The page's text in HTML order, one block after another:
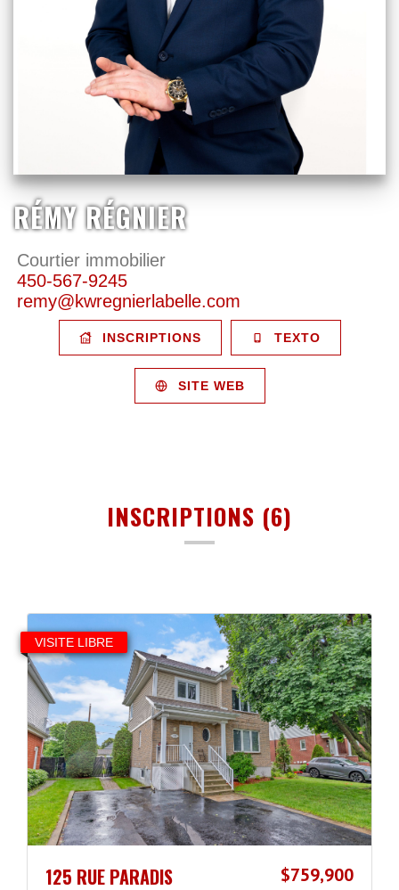
RÉMY RÉGNIER
Courtier immobilier
450-567-9245
remy@kwregnierlabelle.com
INSCRIPTIONS TEXTO
SITE WEB
INSCRIPTIONS (6)
VISITE LIBRE
125 RUE PARADIS $759,900